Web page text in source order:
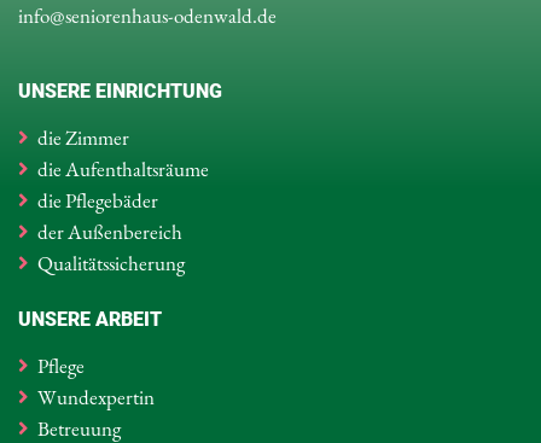
info@seniorenhaus-odenwald.de
UNSERE EINRICHTUNG
die Zimmer
die Aufenthaltsräume
die Pflegebäder
der Außenbereich
Qualitätssicherung
UNSERE ARBEIT
Pflege
Wundexpertin
Betreuung